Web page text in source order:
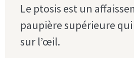
Le ptosis est un
paupière supérieure
sur l’œil.